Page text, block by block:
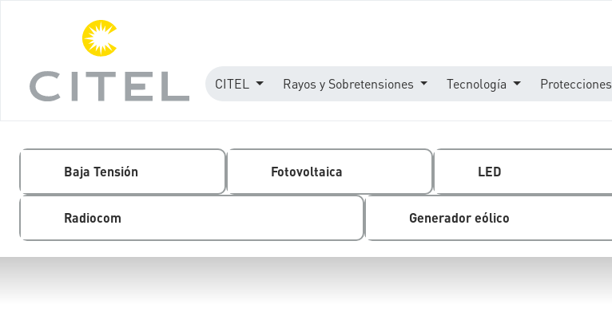
CITEL Rayos y Sobretensiones Tecnología Protecciones
Baja Tensión Fotovoltaica LED
Radiocom Generador eólico